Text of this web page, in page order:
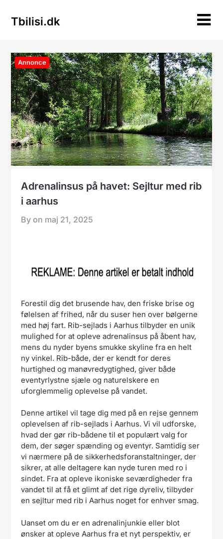
Tbilisi.dk
Annonce
Adrenalinsus på havet: Sejltur med rib
i aarhus
By on maj 21, 2025
Forestil dig det brusende hav, den friske brise og
følelsen af frihed, når du suser hen over bølgerne
med høj fart. Rib-sejlads i Aarhus tilbyder en unik
mulighed for at opleve adrenalinsus på åbent hav,
mens du nyder byens smukke skyline fra en helt
ny vinkel. Rib-både, der er kendt for deres
hurtighed og manøvredygtighed, giver både
eventyrlystne sjæle og naturelskere en
uforglemmelig oplevelse på vandet.
Denne artikel vil tage dig med på en rejse gennem
oplevelsen af rib-sejlads i Aarhus. Vi vil udforske,
hvad der gør rib-bådene til et populært valg for
dem, der søger spænding og eventyr. Samtidig ser
vi nærmere på de sikkerhedsforanstaltninger, der
sikrer, at alle deltagere kan nyde turen med ro i
sindet. Fra at opleve ikoniske seværdigheder fra
vandet til at få et glimt af det rige dyreliv, tilbyder
en sejltur med rib i Aarhus noget for enhver smag.
Uanset om du er en adrenalinjunkie eller blot
ønsker at opleve Aarhus fra et nyt perspektiv, er